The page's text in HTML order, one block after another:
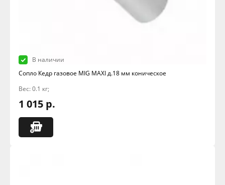
В наличии
Сопло Кедр газовое MIG MAXI д.18 мм коническое
Вес: 0.1 кг;
1 015 р.